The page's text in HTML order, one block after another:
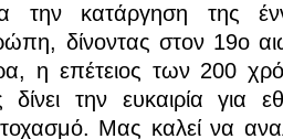
την κατάργηση της
δίνοντας στον 19ο
η επέτειος των 200
δίνει την ευκαιρία για
Μας καλεί να